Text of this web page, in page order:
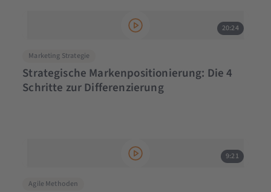
20:24
Marketing Strategie
Strategische Markenpositionierung: Die 4
Schritte zur Differenzierung
9:21
Agile Methoden